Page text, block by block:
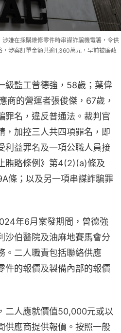
嫌在採購維修零件時串謀詐騙機電署，令供
涉案訂單金額共逾1,360萬元，早前被廉政
級監工曾德強，58歲；葉偉
商的營運者張俊傑，67歲，
罪名，違反普通法。裁判官
，加控三人共四項罪名，即
利益罪名及一項公職人員接
賄賂條例》第4(2)(a)條及
條；以及另一項串謀詐騙罪
年6月案發期間，曾德強
沙伯醫院及油麻地賽馬會分
。二人職責包括聯絡供應
件的報價及製備內部的報價
二人應就價值50,000元或以
供應商提供報價。按照一般